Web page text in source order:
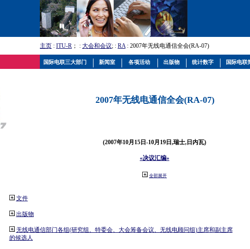
主页 : ITU-R ； : 大会和会议; : RA: 2007年无线电通信全会(RA-07)
2007年无线电通信全会(RA-07)
(2007年10月15日-10月19日,瑞士,日内瓦)
«决议汇编»
全部展开
文件
出版物
无线电通信部门各组(研究组、特委会、大会筹备会议、无线电顾问组)主席和副主席
的候选人
国际电联三大部门 新闻室 各项活动 出版物 统计数字 国际电联